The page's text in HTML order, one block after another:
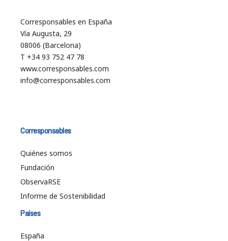
Corresponsables en España
Vía Augusta, 29
08006 (Barcelona)
T +34 93 752 47 78
www.corresponsables.com
info@corresponsables.com
Corresponsables
Quiénes somos
Fundación
ObservaRSE
Informe de Sostenibilidad
Países
España